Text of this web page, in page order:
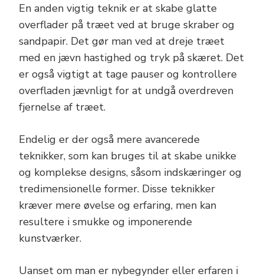
En anden vigtig teknik er at skabe glatte
overflader på træet ved at bruge skraber og
sandpapir. Det gør man ved at dreje træet
med en jævn hastighed og tryk på skæret. Det
er også vigtigt at tage pauser og kontrollere
overfladen jævnligt for at undgå overdreven
fjernelse af træet.
Endelig er der også mere avancerede
teknikker, som kan bruges til at skabe unikke
og komplekse designs, såsom indskæringer og
tredimensionelle former. Disse teknikker
kræver mere øvelse og erfaring, men kan
resultere i smukke og imponerende
kunstværker.
Uanset om man er nybegynder eller erfaren i